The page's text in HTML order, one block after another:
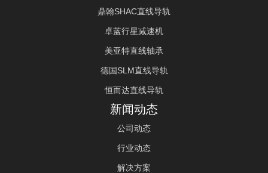
鼎翰SHAC直线导轨
卓蓝行星减速机
美亚特直线轴承
德国SLM直线导轨
恒而达直线导轨
新闻动态
公司动态
行业动态
解决方案